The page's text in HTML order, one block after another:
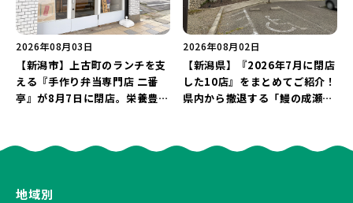
2026年08月03日
【新潟市】上古町のランチを支
える『手作り弁当専門店 二番
亭』が8月7日に閉店。栄養豊富
2026年08月02日
【新潟県】『2026年7月に閉店
した10店』をまとめてご紹介！
県内から撤退する「鰻の成瀬」
地域別